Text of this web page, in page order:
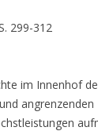
299-312
im Innenhof
angrenzenden